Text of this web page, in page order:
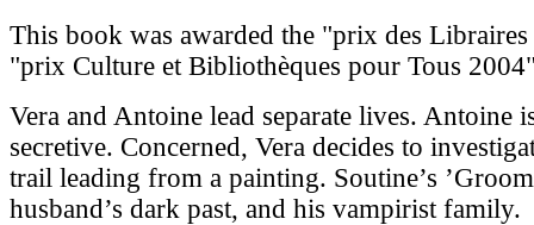
This book was awarded the "prix des
"prix Culture et Bibliothèques pour Tous
Vera and Antoine lead separate lives. Antoine
secretive. Concerned, Vera decides to
trail leading from a painting. Soutine’s
husband’s dark past, and his vampirist family.